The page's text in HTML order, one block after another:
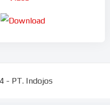
- PT. Indojos